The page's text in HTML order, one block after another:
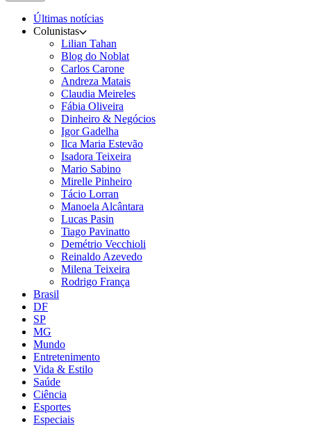
Últimas notícias
Colunistas
Lilian Tahan
Blog do Noblat
Carlos Carone
Andreza Matais
Claudia Meireles
Fábia Oliveira
Dinheiro & Negócios
Igor Gadelha
Ilca Maria Estevão
Isadora Teixeira
Mario Sabino
Mirelle Pinheiro
Tácio Lorran
Manoela Alcântara
Lucas Pasin
Tiago Pavinatto
Demétrio Vecchioli
Reinaldo Azevedo
Milena Teixeira
Rodrigo França
Brasil
DF
SP
MG
Mundo
Entretenimento
Vida & Estilo
Saúde
Ciência
Esportes
Especiais